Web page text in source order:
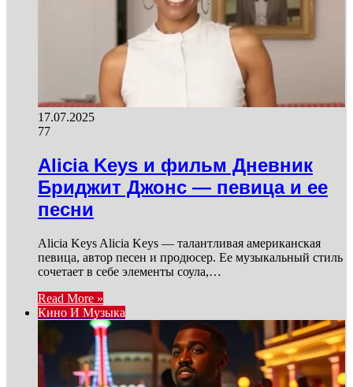
17.07.2025
77
Alicia Keys и фильм Дневник
Бриджит Джонс — певица и ее
песни
Alicia Keys Alicia Keys — талантливая американская
певица, автор песен и продюсер. Ее музыкальный стиль
сочетает в себе элементы соула,…
Read More »
Кино И Музыка